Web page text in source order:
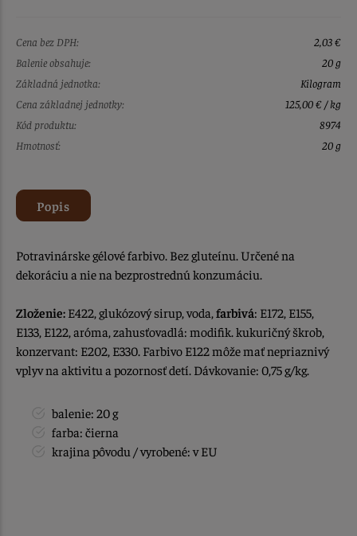
Cena bez DPH:
2,03 €
Balenie obsahuje:
20 g
Základná jednotka:
Kilogram
Cena základnej jednotky:
125,00 € / kg
Kód produktu:
8974
Hmotnosť:
20 g
Popis
Potravinárske gélové farbivo. Bez gluteínu. Určené na
dekoráciu a nie na bezprostrednú konzumáciu.
Zloženie: E422, glukózový sirup, voda, farbivá: E172, E155,
E133, E122, aróma, zahusťovadlá: modifik. kukuričný škrob,
konzervant: E202, E330. Farbivo E122 môže mať nepriaznivý
vplyv na aktivitu a pozornosť detí. Dávkovanie: 0,75 g/kg.
balenie: 20 g
farba: čierna
krajina pôvodu / vyrobené: v EU